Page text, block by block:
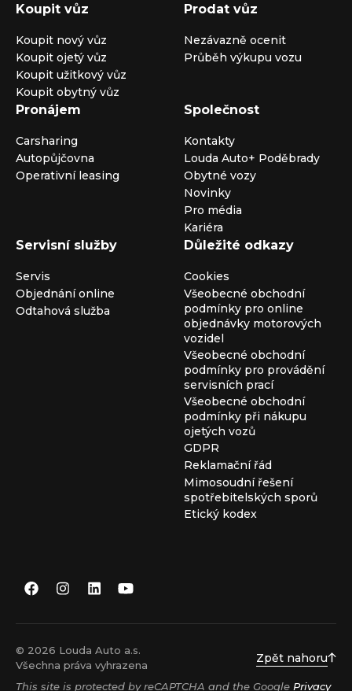
Koupit vůz
Koupit nový vůz
Koupit ojetý vůz
Koupit užitkový vůz
Koupit obytný vůz
Prodat vůz
Nezávazně ocenit
Průběh výkupu vozu
Pronájem
Carsharing
Autopůjčovna
Operativní leasing
Společnost
Kontakty
Louda Auto+ Poděbrady
Obytné vozy
Novinky
Pro média
Kariéra
Servisní služby
Servis
Objednání online
Odtahová služba
Důležité odkazy
Cookies
Všeobecné obchodní
podmínky pro online
objednávky motorových
vozidel
Všeobecné obchodní
podmínky pro provádění
servisních prací
Všeobecné obchodní
podmínky při nákupu
ojetých vozů
GDPR
Reklamační řád
Mimosoudní řešení
spotřebitelských sporů
Etický kodex
© 2026 Louda Auto a.s.
Všechna práva vyhrazena
Zpět nahoru
This site is protected by reCAPTCHA and the Google Privacy